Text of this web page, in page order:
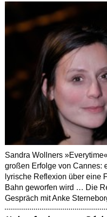
Sandra Wollners
großen Erfolge von Cannes:
lyrische Reflexion über eine
Bahn geworfen wird … Die
Gespräch mit Anke